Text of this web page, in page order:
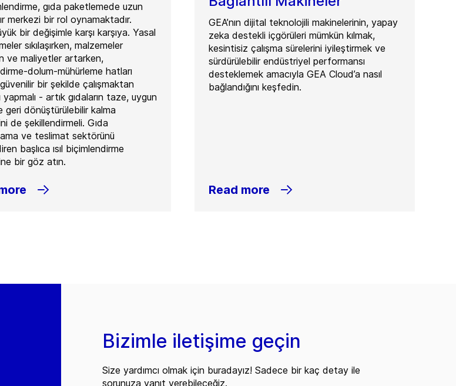
gıda paketlemede uzun
merkezi bir rol oynamaktadır.
bir değişimle karşı karşıya. Yasal
sıkılaşırken, malzemeler
ve maliyetler artarken,
dolum-mühürleme hatları
bir şekilde çalışmaktan
yapmalı - artık gıdaların taze, uygun
geri dönüştürülebilir kalma
de şekillendirmeli. Gıda
ve teslimat sektörünü
başlıca ısıl biçimlendirme
bir göz atın.
GEA’nın dijital teknolojili makinelerinin, yapay
zeka destekli içgörüleri mümkün kılmak,
kesintisiz çalışma sürelerini iyileştirmek ve
sürdürülebilir endüstriyel performansı
desteklemek amacıyla GEA Cloud’a nasıl
bağlandığını keşfedin.
Read more
Bizimle iletişime geçin
Size yardımcı olmak için buradayız! Sadece bir kaç detay ile
sorunuza yanıt verebileceğiz.